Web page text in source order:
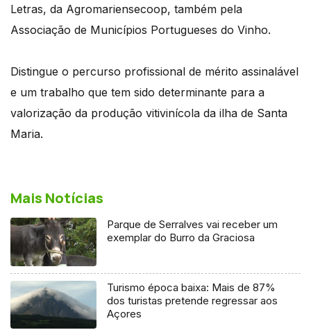
Letras, da Agromariensecoop, também pela
Associação de Municípios Portugueses do Vinho.
Distingue o percurso profissional de mérito assinalável
e um trabalho que tem sido determinante para a
valorização da produção vitivinícola da ilha de Santa
Maria.
Mais Notícias
Parque de Serralves vai receber um
exemplar do Burro da Graciosa
Turismo época baixa: Mais de 87%
dos turistas pretende regressar aos
Açores